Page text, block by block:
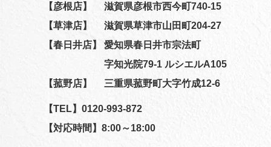
【彦根店】
滋賀県彦根市西今町740-15
【草津店】
滋賀県草津市山田町204-27
【春日井店】
愛知県春日井市宗法町
字知光院79-1 ルシエルA105
【菰野店】
三重県菰野町大字竹成12-6
【TEL】0120-993-872
【対応時間】8:00～18:00